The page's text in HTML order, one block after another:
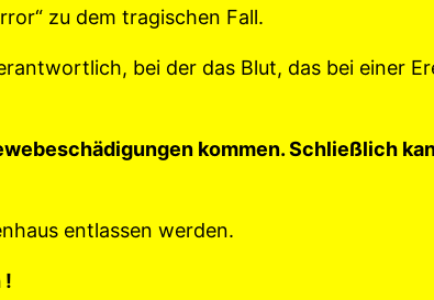
zu dem tragischen Fall.
bei der das Blut, das bei einer
kommen. Schließlich
entlassen werden.
!